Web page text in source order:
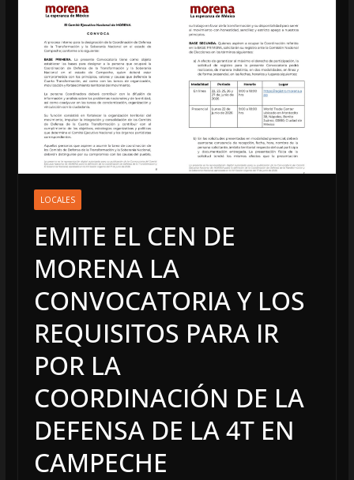
LOCALES
EMITE EL CEN DE
MORENA LA
CONVOCATORIA Y LOS
REQUISITOS PARA IR
POR LA
COORDINACIÓN DE LA
DEFENSA DE LA 4T EN
CAMPECHE